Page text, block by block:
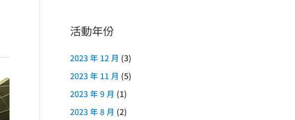
活動年份
2023 年 12 月 (3)
2023 年 11 月 (5)
2023 年 9 月 (1)
2023 年 8 月 (2)